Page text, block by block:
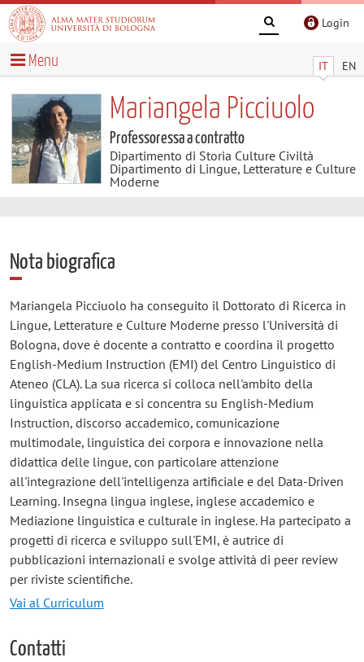
Login
IT EN
Menu
Mariangela Picciuolo
Professoressa a contratto
Dipartimento di Storia Culture Civiltà
Dipartimento di Lingue, Letterature e Culture
Moderne
Nota biografica
Mariangela Picciuolo ha conseguito il Dottorato di Ricerca in
Lingue, Letterature e Culture Moderne presso l'Università di
Bologna, dove è docente a contratto e coordina il progetto
English-Medium Instruction (EMI) del Centro Linguistico di
Ateneo (CLA). La sua ricerca si colloca nell'ambito della
linguistica applicata e si concentra su English-Medium
Instruction, discorso accademico, comunicazione
multimodale, linguistica dei corpora e innovazione nella
didattica delle lingue, con particolare attenzione
all'integrazione dell'intelligenza artificiale e del Data-Driven
Learning. Insegna lingua inglese, inglese accademico e
Mediazione linguistica e culturale in inglese. Ha partecipato a
progetti di ricerca e sviluppo sull'EMI, è autrice di
pubblicazioni internazionali e svolge attività di peer review
per riviste scientifiche.
Vai al Curriculum
Contatti